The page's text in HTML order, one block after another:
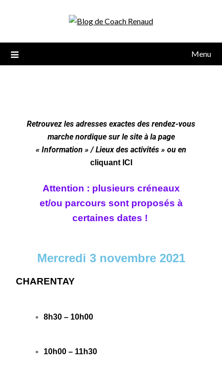
Menu
Retrouvez les adresses exactes des rendez-vous
marche nordique sur le site à la page
« Information » / Lieux des activités » ou en
cliquant ICI
Attention : plusieurs créneaux
et/ou parcours sont proposés à
certaines dates !
Mercredi 3 novembre 2021
CHARENTAY
8h30 – 10h00
10h00 – 11h30